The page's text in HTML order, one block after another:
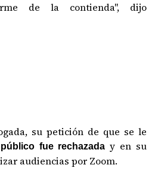
de la contienda", dijo
su petición de que se le
fue rechazada y en su
audiencias por Zoom.